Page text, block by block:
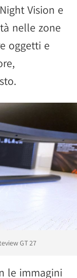
Vision e
nelle zone
oggetti e
GT 27
le immagini